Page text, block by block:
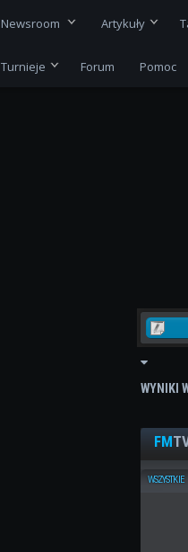
Newsroom Artykuły
Turnieje Forum Pomoc
WYNIKI
FM
WSZYSTKIE